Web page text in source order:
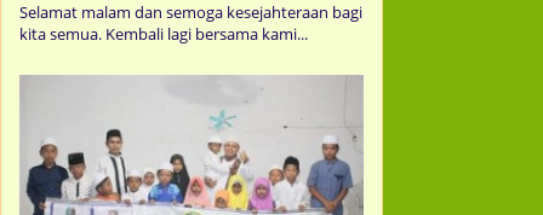
Selamat malam dan semoga kesejahteraan bagi
kita semua. Kembali lagi bersama kami...